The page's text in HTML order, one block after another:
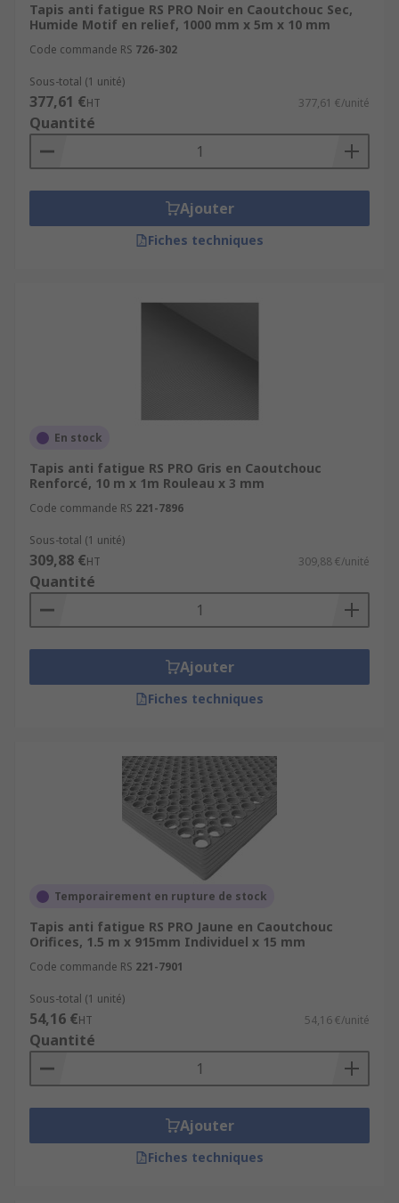
Tapis anti fatigue RS PRO Noir en Caoutchouc Sec,
Humide Motif en relief, 1000 mm x 5m x 10 mm
Code commande RS 726-302
Sous-total (1 unité)
377,61 €HT 377,61 €/unité
Quantité
Ajouter
Fiches techniques
En stock
Tapis anti fatigue RS PRO Gris en Caoutchouc
Renforcé, 10 m x 1m Rouleau x 3 mm
Code commande RS 221-7896
Sous-total (1 unité)
309,88 €HT 309,88 €/unité
Quantité
Ajouter
Fiches techniques
Temporairement en rupture de stock
Tapis anti fatigue RS PRO Jaune en Caoutchouc
Orifices, 1.5 m x 915mm Individuel x 15 mm
Code commande RS 221-7901
Sous-total (1 unité)
54,16 €HT 54,16 €/unité
Quantité
Ajouter
Fiches techniques